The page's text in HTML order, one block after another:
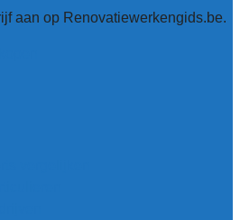
aan op Renovatiewerkengids.be.